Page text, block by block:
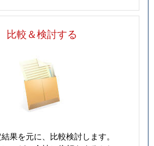
比較＆検討する
果を元に、比較検討します。